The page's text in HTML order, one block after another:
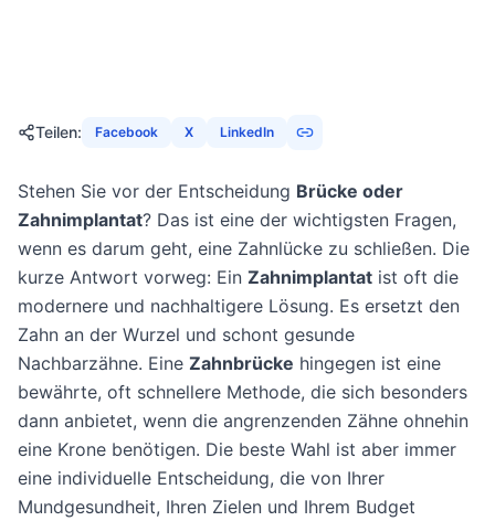
Teilen: Facebook X LinkedIn
Stehen Sie vor der Entscheidung Brücke oder
Zahnimplantat? Das ist eine der wichtigsten Fragen,
wenn es darum geht, eine Zahnlücke zu schließen. Die
kurze Antwort vorweg: Ein Zahnimplantat ist oft die
modernere und nachhaltigere Lösung. Es ersetzt den
Zahn an der Wurzel und schont gesunde
Nachbarzähne. Eine Zahnbrücke hingegen ist eine
bewährte, oft schnellere Methode, die sich besonders
dann anbietet, wenn die angrenzenden Zähne ohnehin
eine Krone benötigen. Die beste Wahl ist aber immer
eine individuelle Entscheidung, die von Ihrer
Mundgesundheit, Ihren Zielen und Ihrem Budget